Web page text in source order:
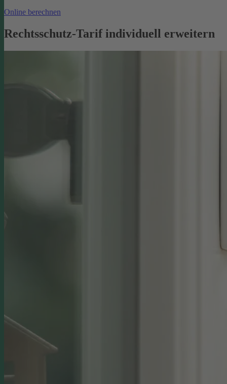
Online berechnen
Rechtsschutz-Tarif individuell erweitern